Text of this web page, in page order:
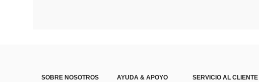
SOBRE NOSOTROS
AYUDA & APOYO
SERVICIO AL CLIENTE